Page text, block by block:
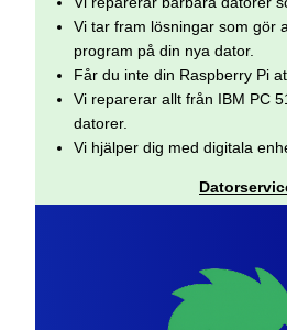
Vi tar fram lösningar som gör
program på din nya dator.
Får du inte din Raspberry Pi
Vi reparerar allt från IBM PC
datorer.
Vi hjälper dig med digitala